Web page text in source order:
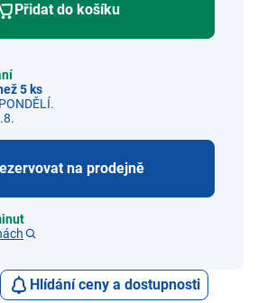
Přidat do košíku
5 ks
na prodejně
Hlídání ceny a dostupnosti